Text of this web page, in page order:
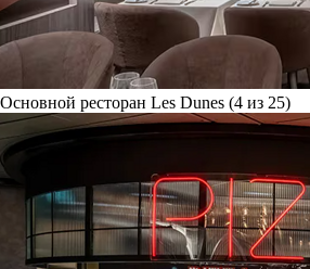
Основной ресторан Les Dunes (4 из 25)